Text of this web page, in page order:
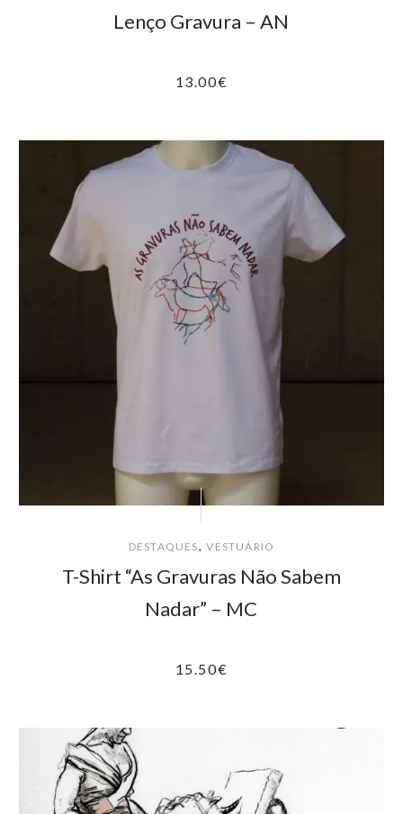
Lenço Gravura – AN
13.00€
DESTAQUES,VESTUÁRIO
T-Shirt “As Gravuras Não Sabem
Nadar” – MC
15.50€